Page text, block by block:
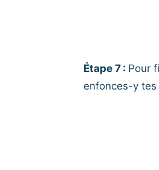
Étape 7 : Pour
enfonces-y tes